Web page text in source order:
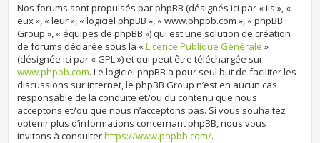
Nos forums sont propulsés par phpBB (désignés ici par « ils », «
eux », « leur », « logiciel phpBB », « www.phpbb.com », « phpBB
Group », « équipes de phpBB ») qui est une solution de création
de forums déclarée sous la «Licence Publique Générale »
(désignée ici par « GPL ») et qui peut être téléchargée sur
www.phpbb.com. Le logiciel phpBB a pour seul but de faciliter les
discussions sur internet, le phpBB Group n’est en aucun cas
responsable de la conduite et/ou du contenu que nous
acceptons et/ou que nous n’acceptons pas. Si vous souhaitez
obtenir plus d’informations concernant phpBB, nous vous
invitons à consulterhttps://www.phpbb.com/.